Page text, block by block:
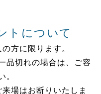
トについて
方に限ります。
品切れの場合は、ご容
。
場はお断りいたしま